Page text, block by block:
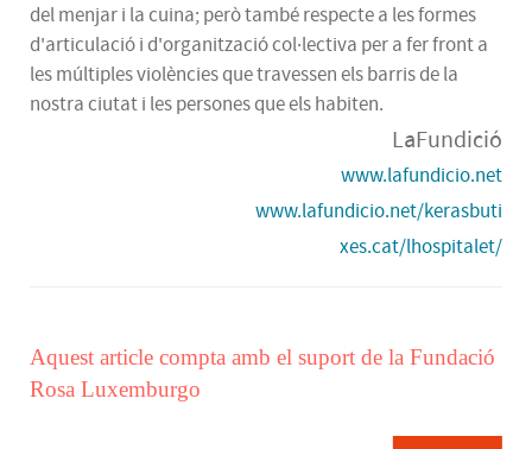
del menjar i la cuina; però també respecte a les formes
d'articulació i d'organització col·lectiva per a fer front a
les múltiples violències que travessen els barris de la
nostra ciutat i les persones que els habiten.
LaFundició
www.lafundicio.net
www.lafundicio.net/kerasbuti
xes.cat/lhospitalet/
Aquest article compta amb el suport de la Fundació
Rosa Luxemburgo